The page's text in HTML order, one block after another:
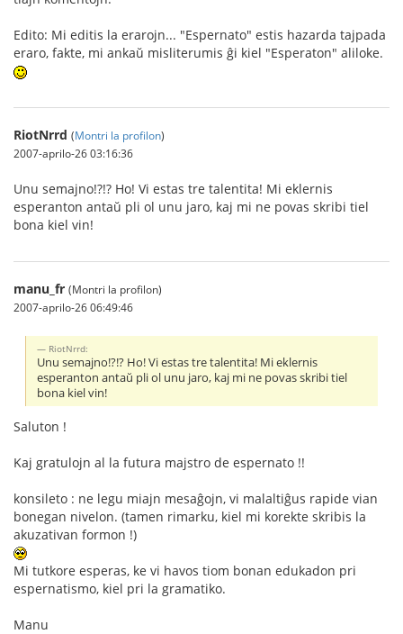
Edito: Mi editis la erarojn... "Espernato" estis hazarda tajpada
eraro, fakte, mi ankaŭ misliterumis ĝi kiel "Esperaton" aliloke.
RiotNrrd (Montri la profilon)
2007-aprilo-26 03:16:36
Unu semajno!?!? Ho! Vi estas tre talentita! Mi eklernis
esperanton antaŭ pli ol unu jaro, kaj mi ne povas skribi tiel
bona kiel vin!
manu_fr (Montri la profilon)
2007-aprilo-26 06:49:46
RiotNrrd:
Unu semajno!?!? Ho! Vi estas tre talentita! Mi eklernis
esperanton antaŭ pli ol unu jaro, kaj mi ne povas skribi tiel
bona kiel vin!
Saluton !
Kaj gratulojn al la futura majstro de espernato !!
konsileto : ne legu miajn mesaĝojn, vi malaltiĝus rapide vian
bonegan nivelon. (tamen rimarku, kiel mi korekte skribis la
akuzativan formon !)
Mi tutkore esperas, ke vi havos tiom bonan edukadon pri
espernatismo, kiel pri la gramatiko.
Manu